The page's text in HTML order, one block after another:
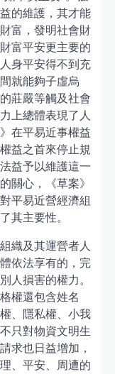
的維護，其才能
富，發明社會財
富平安更主要的
身平安得不到充
就能夠子虛烏
莊嚴等觸及社會
上總體表現了人
在平易近事權益
益之首來停止規
益予以維護這一
關心，《草案》
平易近營經濟組
其主要性。
織及其運營者人
依法享有的，完
人損害的權力。
權還包含姓名
、隱私權、小我
只對物資文明生
求也日益增加，
、平安、周遭的